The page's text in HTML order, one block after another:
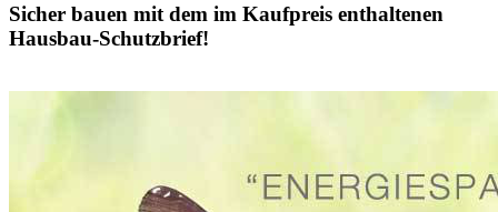
Sicher bauen mit dem im Kaufpreis enthaltenen
Hausbau-Schutzbrief!